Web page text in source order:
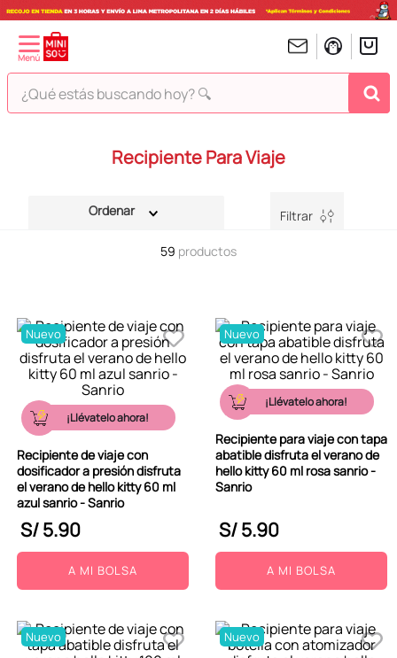
¿Qué estás buscando hoy? 🔍
Recipiente Para Viaje
Filtrar
59 productos
Nuevo
¡Llévatelo ahora!
Recipiente de viaje con
dosificador a presión disfruta
el verano de hello kitty 60 ml
azul sanrio - Sanrio
S/5.90
A MI BOLSA
Nuevo
¡Llévatelo ahora!
Recipiente para viaje con tapa
abatible disfruta el verano de
hello kitty 60 ml rosa sanrio -
Sanrio
S/5.90
A MI BOLSA
Nuevo Nuevo
6.
harry potter
7.
tomatodo
stitch
.
peluche
kuromi